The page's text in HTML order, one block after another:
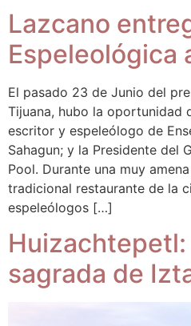
Lazcano
Espeleológica
El pasado 23 de Junio del
Tijuana, hubo la oportunidad
escritor y espeleólogo de
Sahagun; y la Presidente del
Pool. Durante una muy
tradicional restaurante de la
espeleólogos […]
sagrada de